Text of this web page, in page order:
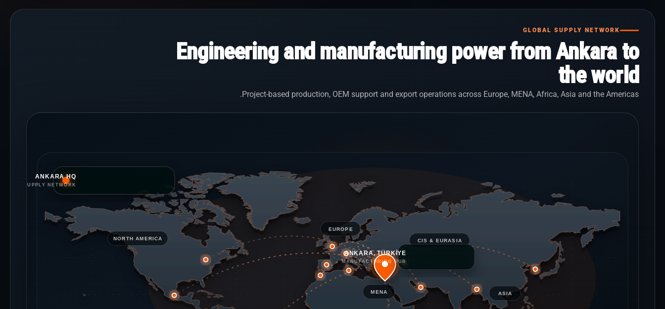
GLOBAL SUPPLY NETWORK
Engineering and manufacturing power from Ankara to
the world
Project-based production, OEM support and export operations across Europe, MENA, Africa, Asia and the Americas.
NORTH AMERICA
EUROPE
MENA
CIS & EURASIA
ASIA
ANKARA HQ
SUPPLY NETWORK
ANKARA, TÜRKİYE
MANUFACTURING HUB